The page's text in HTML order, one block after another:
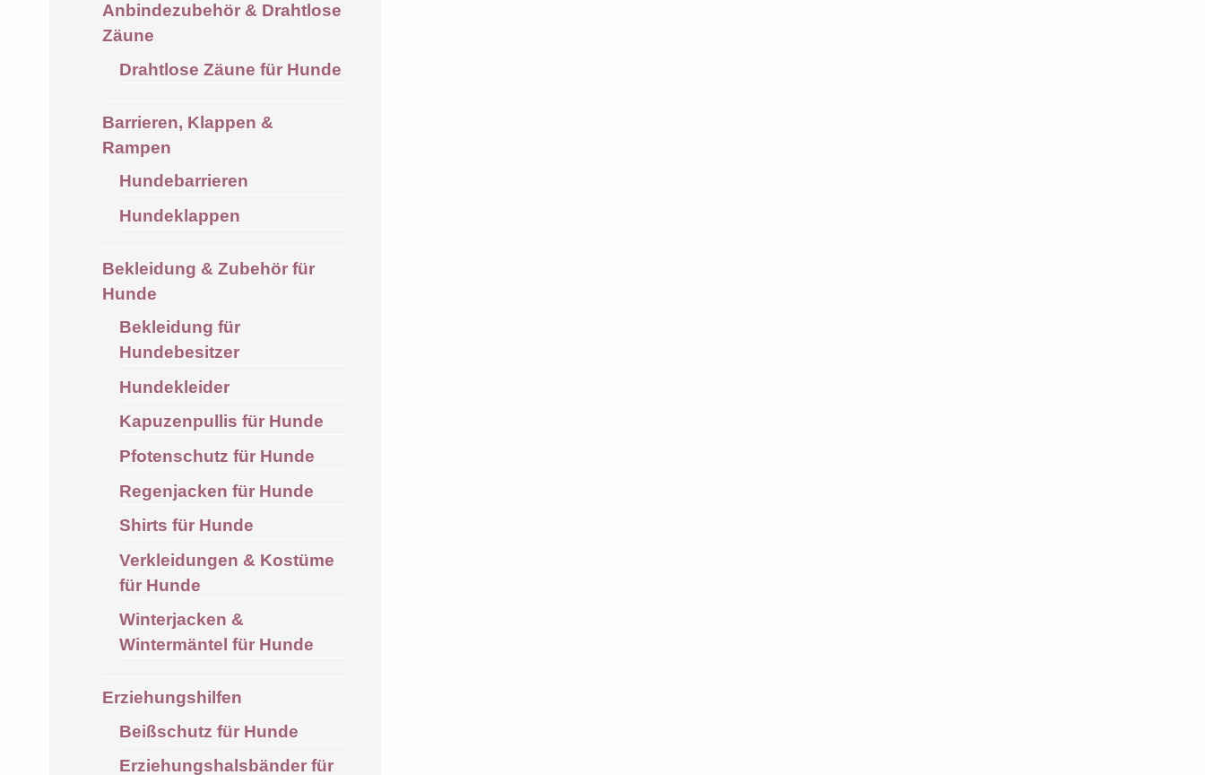
Anbindezubehör & Drahtlose
Zäune
Drahtlose Zäune für Hunde
Barrieren, Klappen &
Rampen
Hundebarrieren
Hundeklappen
Bekleidung & Zubehör für
Hunde
Bekleidung für
Hundebesitzer
Hundekleider
Kapuzenpullis für Hunde
Pfotenschutz für Hunde
Regenjacken für Hunde
Shirts für Hunde
Verkleidungen & Kostüme
für Hunde
Winterjacken &
Wintermäntel für Hunde
Erziehungshilfen
Beißschutz für Hunde
Erziehungshalsbänder für